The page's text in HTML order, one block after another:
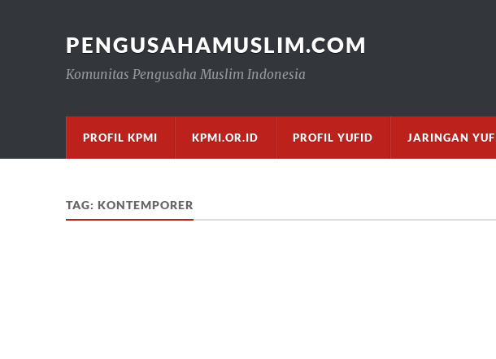
PENGUSAHAMUSLIM.COM
Komunitas Pengusaha Muslim Indonesia
PROFIL KPMI KPMI.OR.ID PROFIL YUFID JARINGAN
TAG: KONTEMPORER